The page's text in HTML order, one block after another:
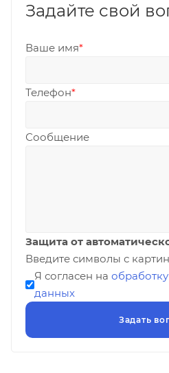
Задайте свой
Ваше имя*
Телефон*
Сообщение
Защита от
Введите символы с
Я согласен на
данных